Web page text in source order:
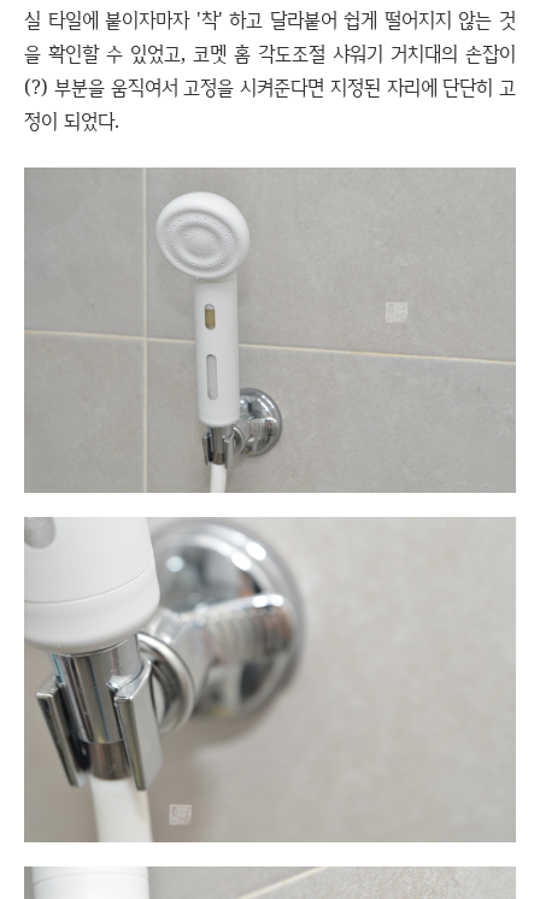
실 타일에 붙이자마자 '착' 하고 달라붙어 쉽게 떨어지지 않는 것
을 확인할 수 있었고, 코멧 홈 각도조절 샤워기 거치대의 손잡이
(?) 부분을 움직여서 고정을 시켜준다면 지정된 자리에 단단히 고
정이 되었다.